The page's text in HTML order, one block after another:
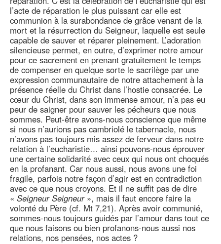
l’acte de réparation le plus puissant car elle est
communion à la surabondance de grâce venant de la
mort et la résurrection du Seigneur, laquelle est seule
capable de sauver et réparer pleinement. L’adoration
silencieuse permet, en outre, d’exprimer notre amour
pour ce sacrement en prenant gratuitement le temps
de compenser en quelque sorte le sacrilège par une
expression communautaire de notre attachement à la
présence réelle du Christ dans l’hostie consacrée. Le
cœur du Christ, dans son immense amour, n’a pas eu
peur de saigner pour sauver les pécheurs que nous
sommes. Peut-être avons-nous conscience que même
si nous n’aurions pas cambriolé le tabernacle, nous
n’avons pas toujours mis assez de ferveur dans notre
relation à l’eucharistie… ainsi pouvons-nous éprouver
une certaine solidarité avec ceux qui nous ont choqués
en la profanant. Car nous aussi, nous avons une foi
fragile, parfois notre façon d’agir est en contradiction
avec ce que nous croyons. Et il ne suffit pas de dire
« Seigneur Seigneur», mais il faut encore faire la
volonté du Père (cf. Mt 7,21). Après avoir communié,
sommes-nous toujours guidés par l’amour dans tout ce
que nous faisons ou bien profanons-nous aussi nos
relations, nos pensées, nos actes ?